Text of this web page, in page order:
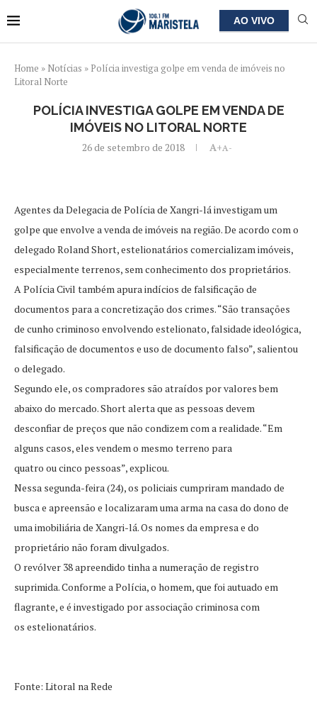
AO VIVO
Home » Notícias » Polícia investiga golpe em venda de imóveis no
Litoral Norte
POLÍCIA INVESTIGA GOLPE EM VENDA DE
IMÓVEIS NO LITORAL NORTE
26 de setembro de 2018 A+A-
Agentes da Delegacia de Polícia de Xangri-lá investigam um
golpe que envolve a venda de imóveis na região. De acordo com o
delegado Roland Short, estelionatários comercializam imóveis,
especialmente terrenos, sem conhecimento dos proprietários.
A Polícia Civil também apura indícios de falsificação de
documentos para a concretização dos crimes. “São transações
de cunho criminoso envolvendo estelionato, falsidade ideológica,
falsificação de documentos e uso de documento falso”, salientou
o delegado.
Segundo ele, os compradores são atraídos por valores bem
abaixo do mercado. Short alerta que as pessoas devem
desconfiar de preços que não condizem com a realidade. “Em
alguns casos, eles vendem o mesmo terreno para
quatro ou cinco pessoas”, explicou.
Nessa segunda-feira (24), os policiais cumpriram mandado de
busca e apreensão e localizaram uma arma na casa do dono de
uma imobiliária de Xangri-lá. Os nomes da empresa e do
proprietário não foram divulgados.
O revólver 38 apreendido tinha a numeração de registro
suprimida. Conforme a Polícia, o homem, que foi autuado em
flagrante, e é investigado por associação criminosa com
os estelionatários.
Fonte: Litoral na Rede